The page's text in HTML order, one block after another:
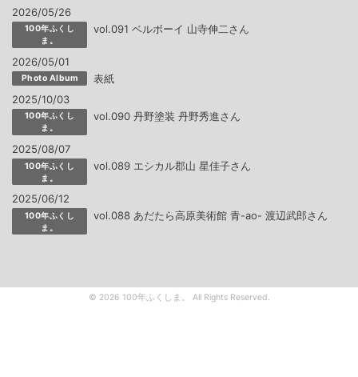
2026/05/26
100年ふくし
ま。
vol.091 ベルボーイ 山寺伸二さん
2026/05/01
Photo Album
表紙
2025/10/03
100年ふくし
ま。
vol.090 丹野塗装 丹野秀進さん
2025/08/07
100年ふくし
ま。
vol.089 エシカル郡山 星佳子さん
2025/06/12
100年ふくし
ま。
vol.088 あだたら高原美術館 青-ao- 渡辺武郎さん
© 2026 100年ふくしま。 All Rights Reserved.